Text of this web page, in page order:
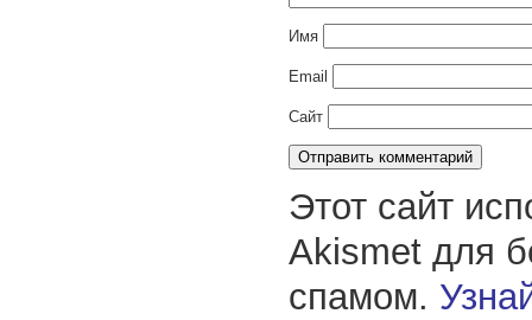
Имя
Email
Сайт
Этот сайт
Akismet для
спамом.